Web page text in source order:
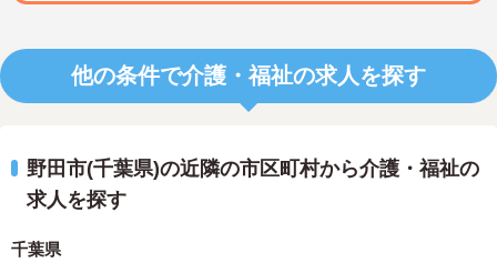
他の条件で介護・福祉の求人を探す
野田市(千葉県)の近隣の市区町村から介護・福祉の
求人を探す
千葉県